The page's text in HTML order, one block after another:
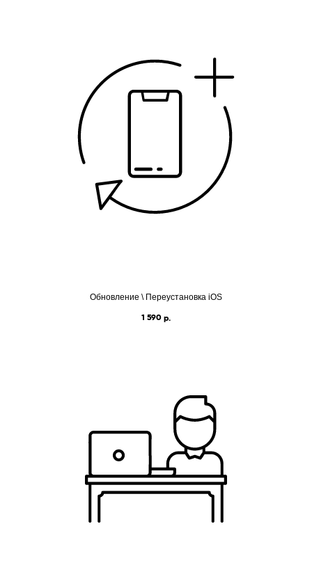
Обновление \ Переустановка iOS
1 590 р.